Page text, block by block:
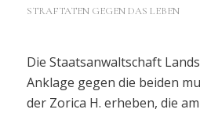
STRAFTATEN GEGEN DAS LEBEN
Die Staatsanwaltschaft
Anklage gegen die beiden
der Zorica H. erheben, die